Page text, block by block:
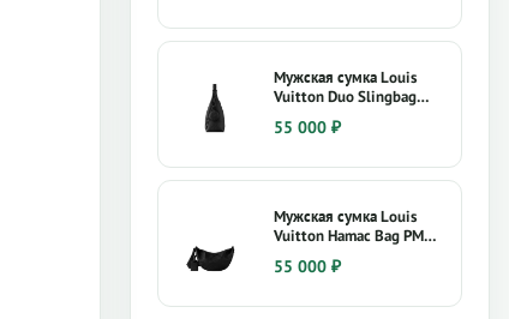
Мужская сумка Louis
Vuitton Duo Slingbag
55 000 ₽
Мужская сумка Louis
Vuitton Hamac Bag PM
55 000 ₽